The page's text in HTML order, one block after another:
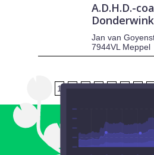
A.D.H.D.-
Jan van
7944VL Meppel
1